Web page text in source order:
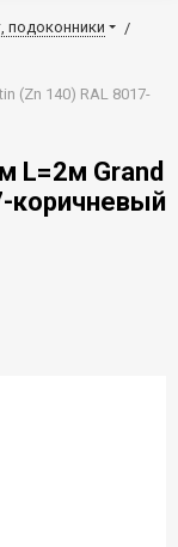
подоконники
(Zn 140) RAL 8017-
L=2м Grand
коричневый